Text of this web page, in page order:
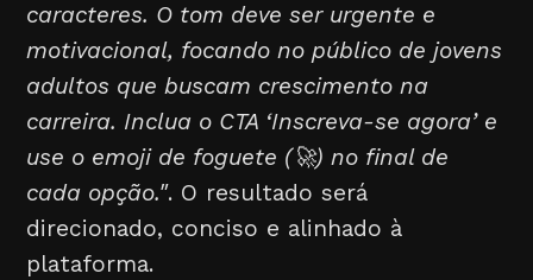
caracteres. O tom deve ser urgente e
motivacional, focando no público de jovens
adultos que buscam crescimento na
carreira. Inclua o CTA ‘Inscreva-se agora’ e
use o emoji de foguete (🚀) no final de
cada opção.". O resultado será
direcionado, conciso e alinhado à
plataforma.